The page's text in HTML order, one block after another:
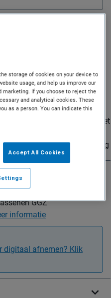
psychisch lijden
behandeleffectiviteit op het
diagnostiek en behandeling
lijden
tot ouderen
minuten
GGZ
informatie
digitaal afnemen? Klik
storage of cookies on your device to
usage, and help us improve our
marketing. If you choose to reject the
and analytical cookies. These
as a person. You can indicate this
Accept All Cookies